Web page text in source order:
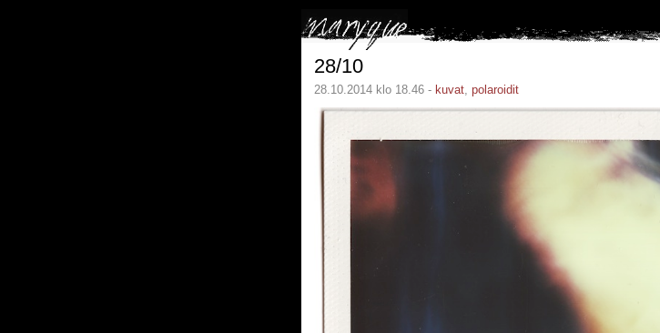
28/10
28.10.2014 klo 18.46 - kuvat, polaroidit